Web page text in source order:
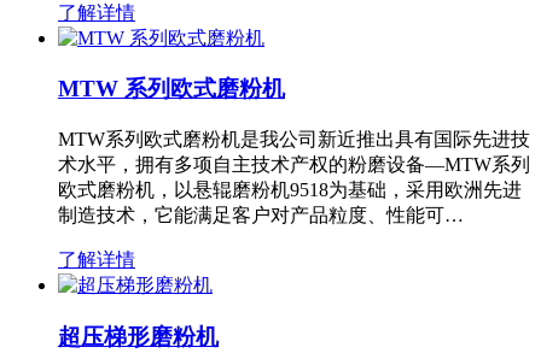
了解详情
MTW 系列欧式磨粉机
MTW系列欧式磨粉机是我公司新近推出具有国际先进技
术水平，拥有多项自主技术产权的粉磨设备—MTW系列
欧式磨粉机，以悬辊磨粉机9518为基础，采用欧洲先进
制造技术，它能满足客户对产品粒度、性能可…
了解详情
超压梯形磨粉机